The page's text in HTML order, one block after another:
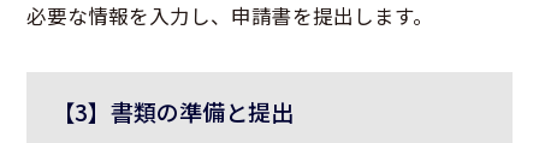
必要な情報を入力し、申請書を提出します。
【3】書類の準備と提出